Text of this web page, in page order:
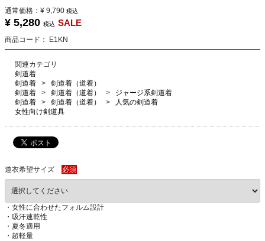
通常価格： ¥ 9,790 税込
¥ 5,280 税込 SALE
商品コード： E1KN
関連カテゴリ
剣道着
剣道着
剣道着（道着）
剣道着
剣道着（道着）
ジャージ系剣道着
剣道着
剣道着（道着）
人気の剣道着
女性向け剣道具
道衣希望サイズ 必須
・女性に合わせたフォルム設計
・吸汗速乾性
・夏冬適用
・超軽量